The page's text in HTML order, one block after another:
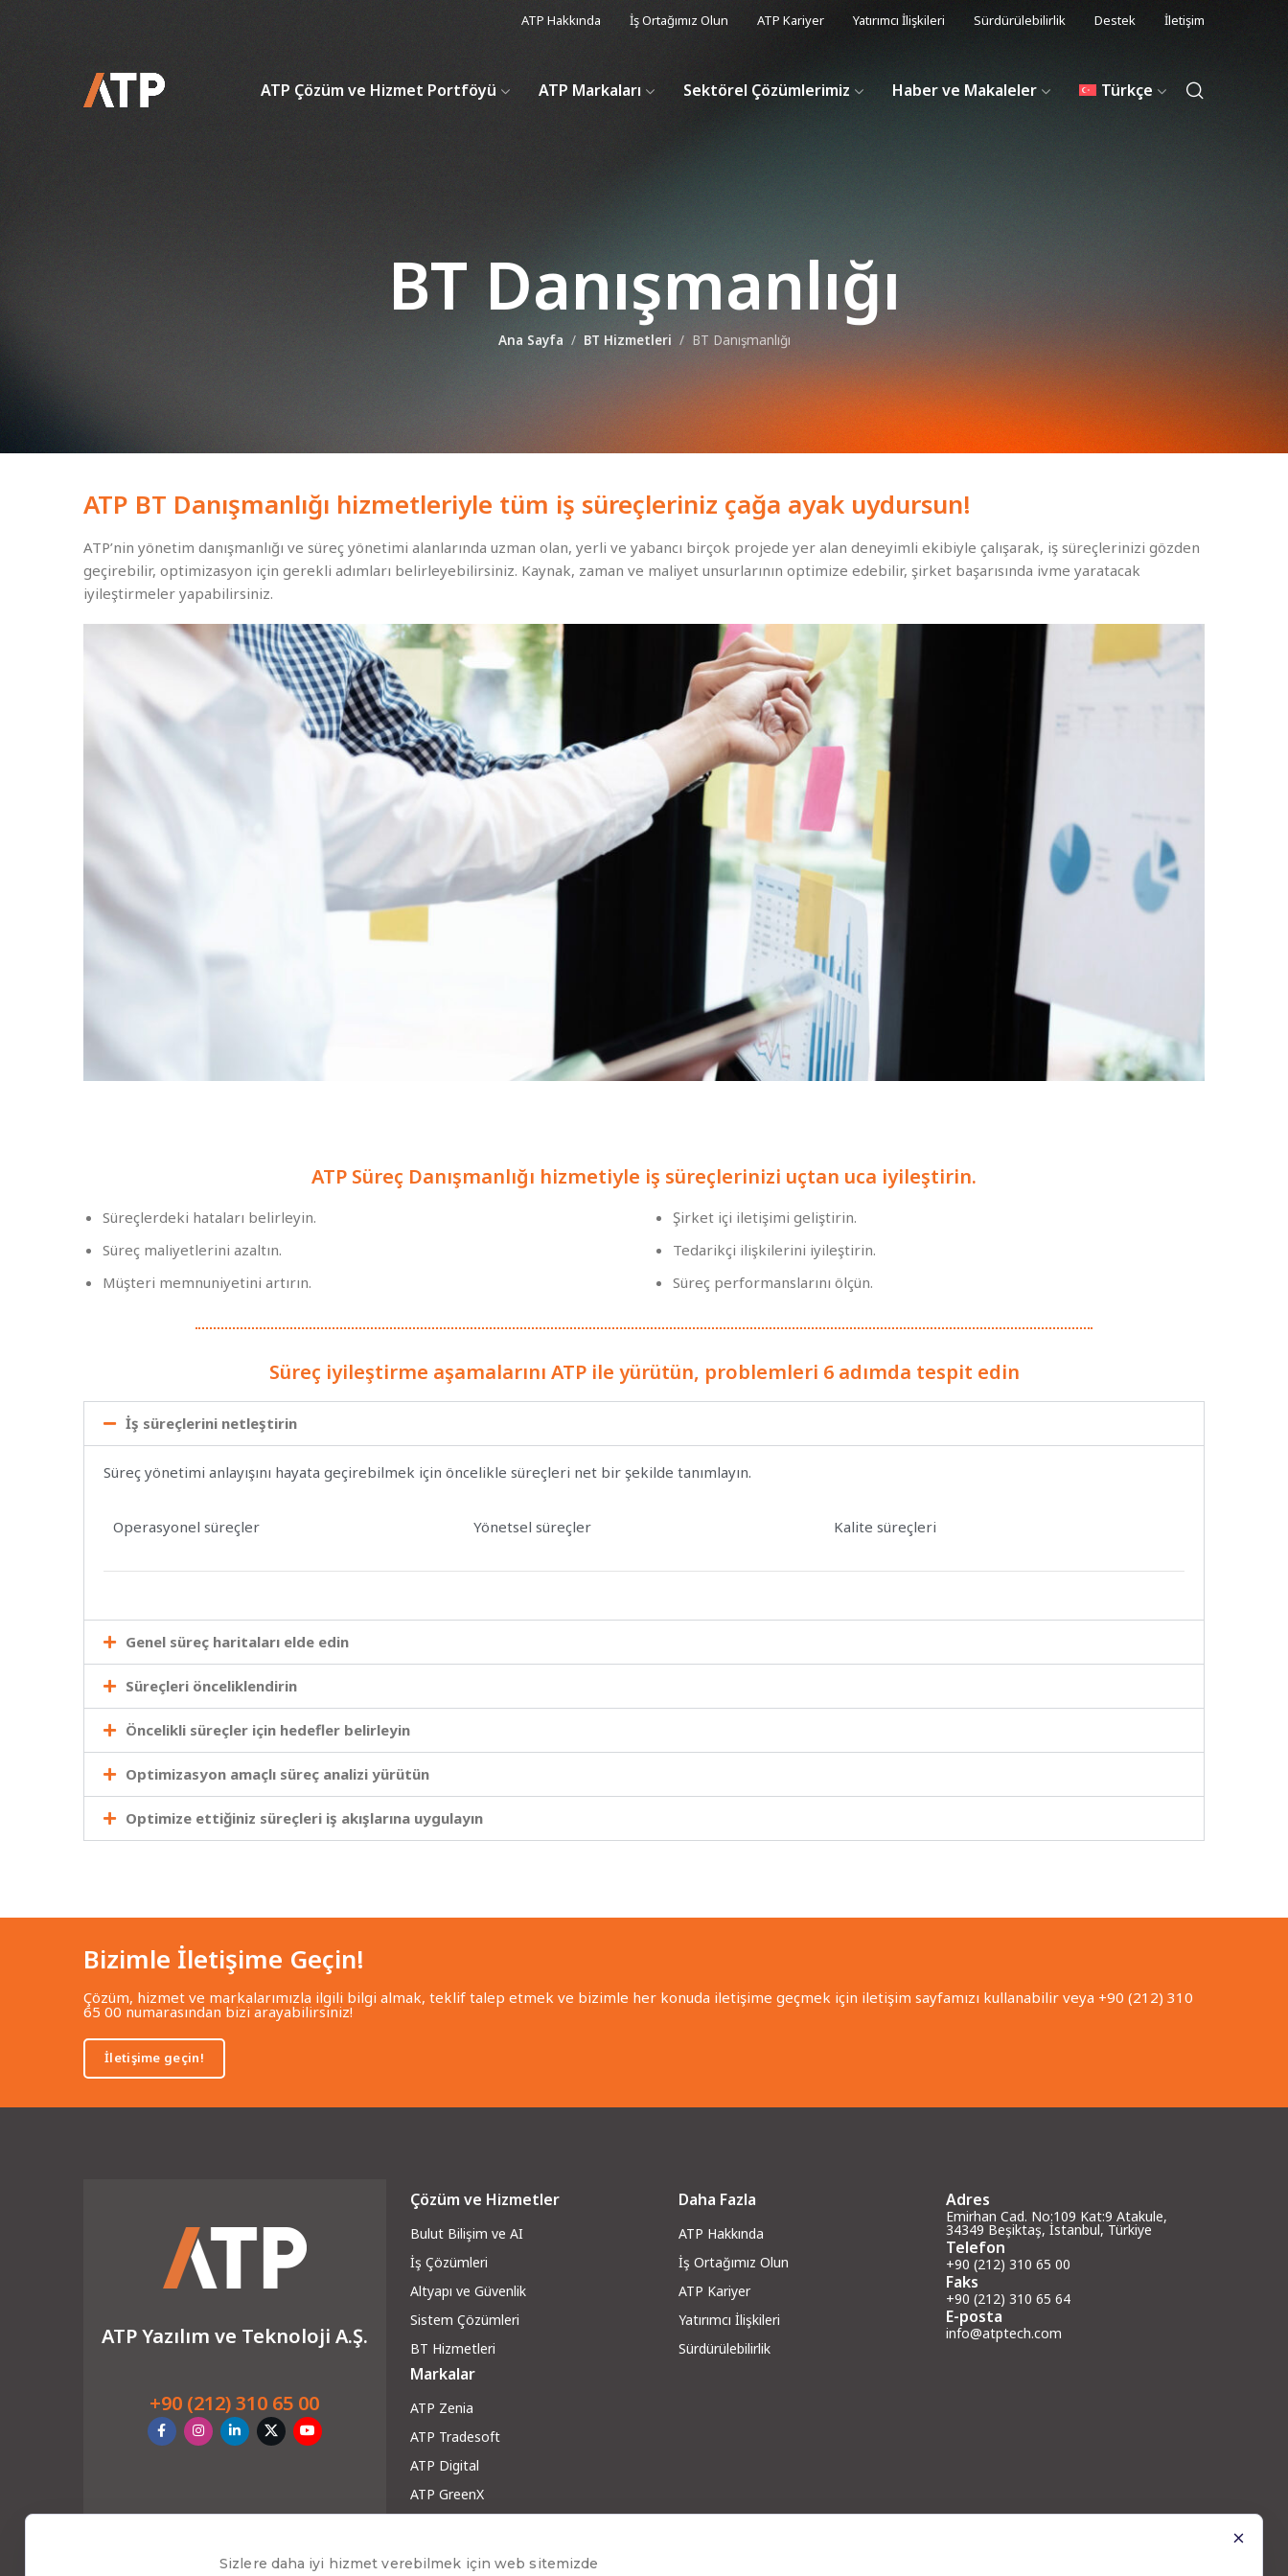
ATP Hakkında İş Ortağımız Olun ATP Kariyer Yatırımcı İlişkileri Sürdürülebilirlik Destek İletişim
ATP Çözüm ve Hizmet Portföyü ATP Markaları Sektörel Çözümlerimiz Haber ve Makaleler Türkçe
BT Danışmanlığı
Ana Sayfa BT Hizmetleri BT Danışmanlığı
ATP BT Danışmanlığı hizmetleriyle tüm iş süreçleriniz çağa ayak uydursun!
ATP’nin yönetim danışmanlığı ve süreç yönetimi alanlarında uzman olan, yerli ve yabancı birçok projede yer alan deneyimli ekibiyle çalışarak, iş süreçlerinizi gözden
geçirebilir, optimizasyon için gerekli adımları belirleyebilirsiniz. Kaynak, zaman ve maliyet unsurlarının optimize edebilir, şirket başarısında ivme yaratacak
iyileştirmeler yapabilirsiniz.
ATP Süreç Danışmanlığı hizmetiyle iş süreçlerinizi uçtan uca iyileştirin.
Süreçlerdeki hataları belirleyin.
Süreç maliyetlerini azaltın.
Müşteri memnuniyetini artırın.
Şirket içi iletişimi geliştirin.
Tedarikçi ilişkilerini iyileştirin.
Süreç performanslarını ölçün.
Süreç iyileştirme aşamalarını ATP ile yürütün, problemleri 6 adımda tespit edin
İş süreçlerini netleştirin
Süreç yönetimi anlayışını hayata geçirebilmek için öncelikle süreçleri net bir şekilde tanımlayın.
Operasyonel süreçler Yönetsel süreçler Kalite süreçleri
Genel süreç haritaları elde edin
Süreçleri önceliklendirin
Öncelikli süreçler için hedefler belirleyin
Optimizasyon amaçlı süreç analizi yürütün
Optimize ettiğiniz süreçleri iş akışlarına uygulayın
Bizimle İletişime Geçin!
Çözüm, hizmet ve markalarımızla ilgili bilgi almak, teklif talep etmek ve bizimle her konuda iletişime geçmek için iletişim sayfamızı kullanabilir veya +90 (212) 310
65 00 numarasından bizi arayabilirsiniz!
İletişime geçin!
ATP Yazılım ve Teknoloji A.Ş.
+90 (212) 310 65 00
Çözüm ve Hizmetler
Bulut Bilişim ve AI
İş Çözümleri
Altyapı ve Güvenlik
Sistem Çözümleri
BT Hizmetleri
Markalar
ATP Zenia
ATP Tradesoft
ATP Digital
ATP GreenX
Daha Fazla
ATP Hakkında
İş Ortağımız Olun
ATP Kariyer
Yatırımcı İlişkileri
Sürdürülebilirlik
Adres
Emirhan Cad. No:109 Kat:9 Atakule,
34349 Beşiktaş, İstanbul, Türkiye
Telefon
+90 (212) 310 65 00
Faks
+90 (212) 310 65 64
E-posta
info@atptech.com